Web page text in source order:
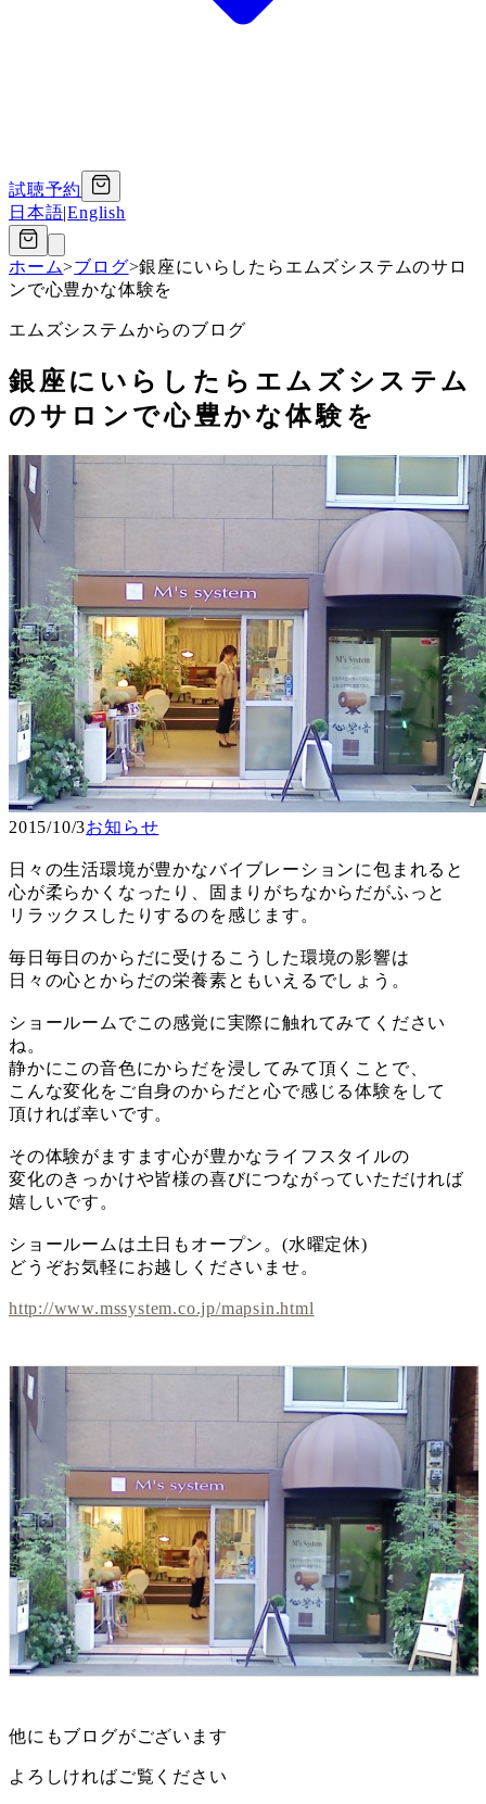
試聴予約
日本語|English
ホーム>ブログ>銀座にいらしたらエムズシステムのサロ
ンで心豊かな体験を
エムズシステムからのブログ
銀座にいらしたらエムズシステム
のサロンで心豊かな体験を
2015/10/3お知らせ
日々の生活環境が豊かなバイブレーションに包まれると
心が柔らかくなったり、固まりがちなからだがふっと
リラックスしたりするのを感じます。
毎日毎日のからだに受けるこうした環境の影響は
日々の心とからだの栄養素ともいえるでしょう。
ショールームでこの感覚に実際に触れてみてください
ね。
静かにこの音色にからだを浸してみて頂くことで、
こんな変化をご自身のからだと心で感じる体験をして
頂ければ幸いです。
その体験がますます心が豊かなライフスタイルの
変化のきっかけや皆様の喜びにつながっていただければ
嬉しいです。
ショールームは土日もオープン。(水曜定休)
どうぞお気軽にお越しくださいませ。
http://www.mssystem.co.jp/mapsin.html
他にもブログがございます
よろしければご覧ください